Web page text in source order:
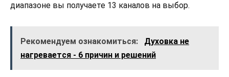
диапазоне вы получаете 13 каналов на выбор.
Рекомендуем ознакомиться:
Духовка не
нагревается - 6 причин и решений